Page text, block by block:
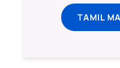
TAMIL